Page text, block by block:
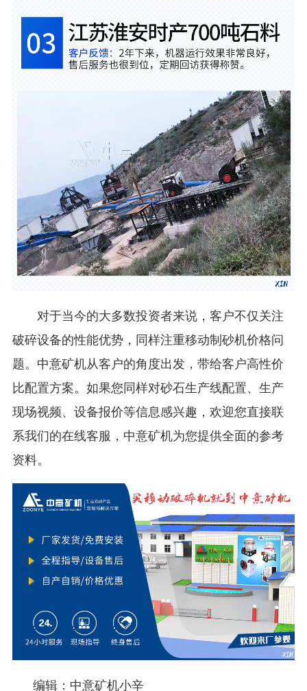
对于当今的大多数投资者来说，客户不仅关注
破碎设备的性能优势，同样注重移动制砂机价格问
题。中意矿机从客户的角度出发，带给客户高性价
比配置方案。如果您同样对砂石生产线配置、生产
现场视频、设备报价等信息感兴趣，欢迎您直接联
系我们的在线客服，中意矿机为您提供全面的参考
资料。
编辑：中意矿机小辛